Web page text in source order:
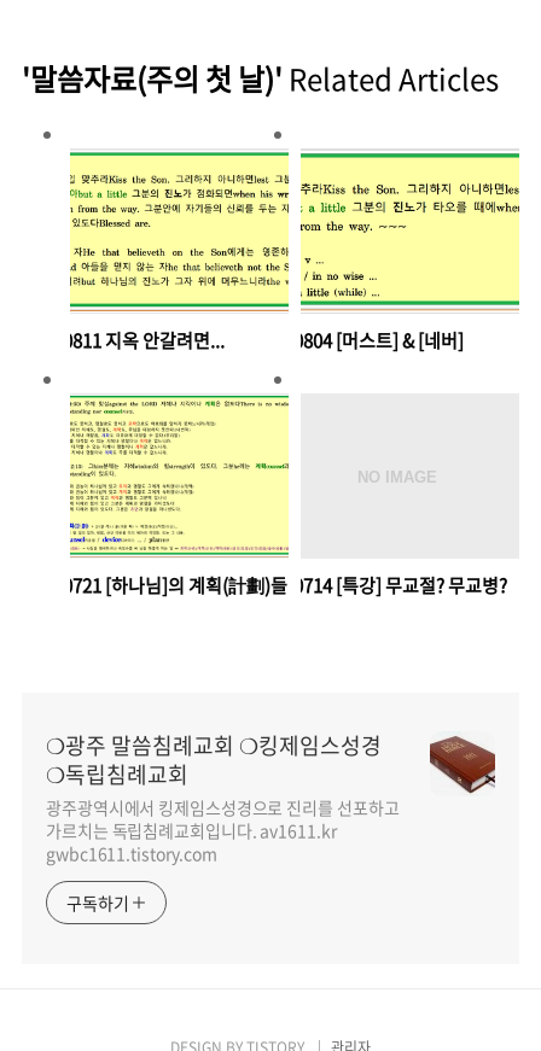
'말씀자료(주의 첫 날)' Related Articles
240811 지옥 안갈려면... 240804 [머스트] & [네버]
240721 [하나님]의 계획(計劃)들240714 [특강] 무교절? 무교병?
❍광주 말씀침례교회 ❍킹제임스성경
❍독립침례교회
광주광역시에서 킹제임스성경으로 진리를 선포하고
가르치는 독립침례교회입니다. av1611.kr
gwbc1611.tistory.com
구독하기